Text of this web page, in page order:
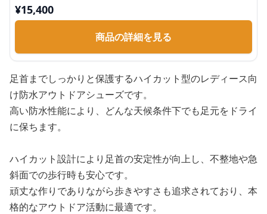
¥15,400
商品の詳細を見る
足首までしっかりと保護するハイカット型のレディース向
け防水アウトドアシューズです。
高い防水性能により、どんな天候条件下でも足元をドライ
に保ちます。
ハイカット設計により足首の安定性が向上し、不整地や急
斜面での歩行時も安心です。
頑丈な作りでありながら歩きやすさも追求されており、本
格的なアウトドア活動に最適です。